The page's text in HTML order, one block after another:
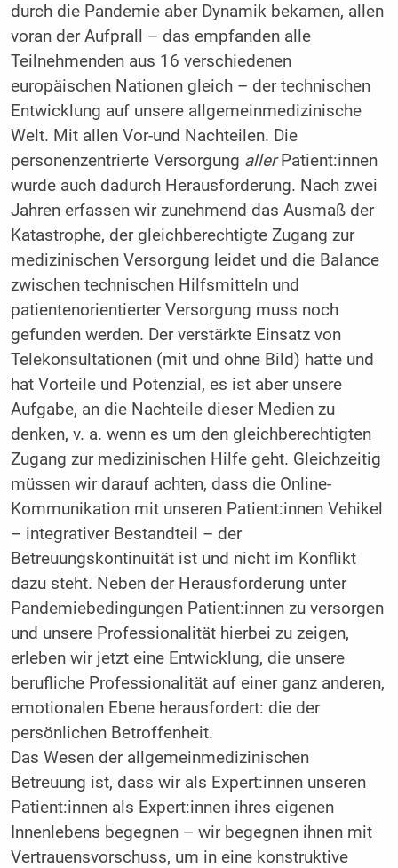
durch die Pandemie aber Dynamik bekamen, allen
voran der Aufprall – das empfanden alle
Teilnehmenden aus 16 verschiedenen
europäischen Nationen gleich – der technischen
Entwicklung auf unsere allgemeinmedizinische
Welt. Mit allen Vor-und Nachteilen. Die
personenzentrierte Versorgung allerPatient:innen
wurde auch dadurch Herausforderung. Nach zwei
Jahren erfassen wir zunehmend das Ausmaß der
Katastrophe, der gleichberechtigte Zugang zur
medizinischen Versorgung leidet und die Balance
zwischen technischen Hilfsmitteln und
patientenorientierter Versorgung muss noch
gefunden werden. Der verstärkte Einsatz von
Telekonsultationen (mit und ohne Bild) hatte und
hat Vorteile und Potenzial, es ist aber unsere
Aufgabe, an die Nachteile dieser Medien zu
denken, v. a. wenn es um den gleichberechtigten
Zugang zur medizinischen Hilfe geht. Gleichzeitig
müssen wir darauf achten, dass die Online-
Kommunikation mit unseren Patient:innen Vehikel
– integrativer Bestandteil – der
Betreuungskontinuität ist und nicht im Konflikt
dazu steht. Neben der Herausforderung unter
Pandemiebedingungen Patient:innen zu versorgen
und unsere Professionalität hierbei zu zeigen,
erleben wir jetzt eine Entwicklung, die unsere
berufliche Professionalität auf einer ganz anderen,
emotionalen Ebene herausfordert: die der
persönlichen Betroffenheit.
Das Wesen der allgemeinmedizinischen
Betreuung ist, dass wir als Expert:innen unseren
Patient:innen als Expert:innen ihres eigenen
Innenlebens begegnen – wir begegnen ihnen mit
Vertrauensvorschuss, um in eine konstruktive